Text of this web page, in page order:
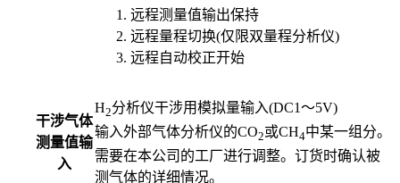
远程测量值输出保持
远程量程切换(仅限双量程分析仪)
远程自动校正开始
干涉气体
测量值输
入
H2分析仪干涉用模拟量输入(DC1～5V)
输入外部气体分析仪的CO2或CH4中某一组分。
需要在本公司的工厂进行调整。订货时确认被
测气体的详细情况。